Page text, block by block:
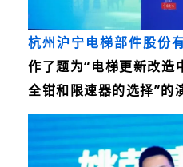
杭州沪宁电梯部件股份
作了题为“电梯更新改
全钳和限速器的选择”的